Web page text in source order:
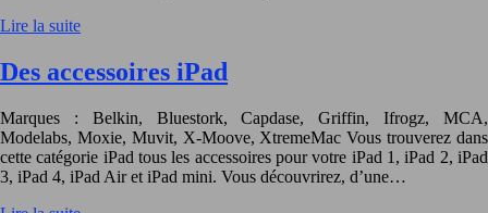
Lire la suite
Des accessoires iPad
Marques : Belkin, Bluestork, Capdase, Griffin, Ifrogz, MCA,
Modelabs, Moxie, Muvit, X-Moove, XtremeMac Vous trouverez dans
cette catégorie iPad tous les accessoires pour votre iPad 1, iPad 2, iPad
3, iPad 4, iPad Air et iPad mini. Vous découvrirez, d’une…